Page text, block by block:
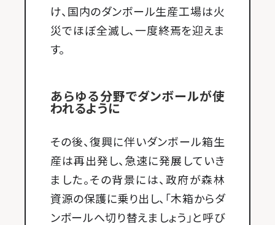
け、国内のダンボール生産工場は火
災でほぼ全滅し、一度終焉を迎えま
す。
あらゆる分野でダンボールが使
われるように
その後、復興に伴いダンボール箱生
産は再出発し、急速に発展していき
ました。その背景には、政府が森林
資源の保護に乗り出し、「木箱からダ
ンボールへ切り替えましょう」と呼び